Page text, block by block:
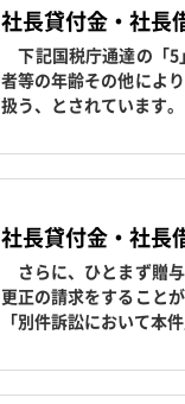
社長貸付金・社
下記国税庁通達の「
者等の年齢その他によ
扱う、とされています
社長貸付金・社
さらに、ひとまず贈
更正の請求をすること
「別件訴訟において本